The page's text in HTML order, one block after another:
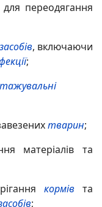
переодягання
, включаючи
;
тварин;
матеріалів та
кормів та
;